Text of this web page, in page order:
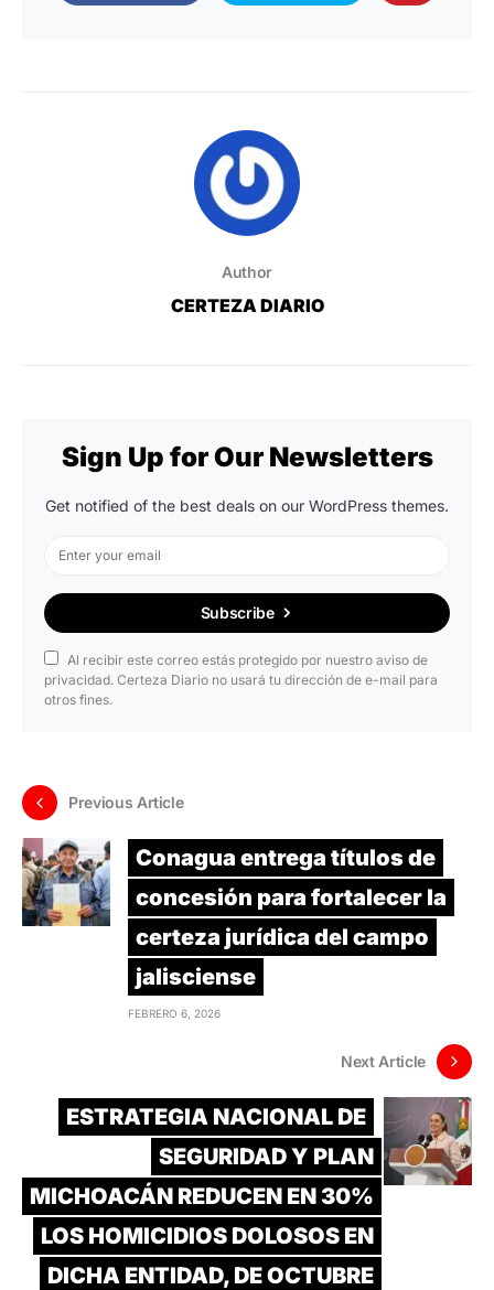
Author
CERTEZA DIARIO
Sign Up for Our Newsletters
Get notified of the best deals on our WordPress themes.
Subscribe
Al recibir este correo estás protegido por nuestro aviso de
privacidad. Certeza Diario no usará tu dirección de e-mail para
otros fines.
Previous Article
Conagua entrega títulos de
concesión para fortalecer la
certeza jurídica del campo
jalisciense
FEBRERO 6, 2026
Next Article
ESTRATEGIA NACIONAL DE
SEGURIDAD Y PLAN
MICHOACÁN REDUCEN EN 30%
LOS HOMICIDIOS DOLOSOS EN
DICHA ENTIDAD, DE OCTUBRE